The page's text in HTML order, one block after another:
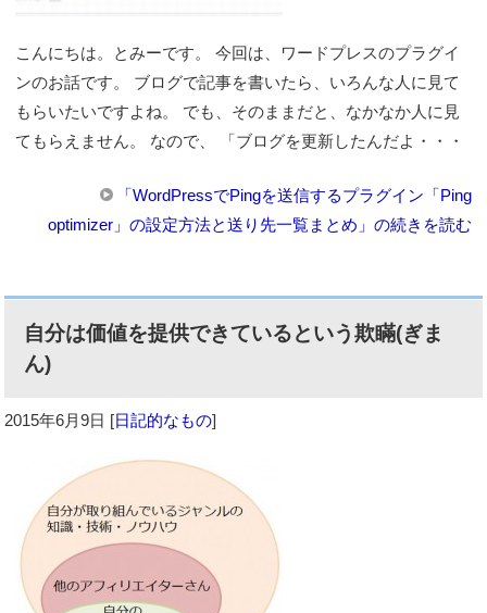
こんにちは。とみーです。 今回は、ワードプレスのプラグイ
ンのお話です。 ブログで記事を書いたら、いろんな人に見て
もらいたいですよね。 でも、そのままだと、なかなか人に見
てもらえません。 なので、 「ブログを更新したんだよ・・・
「WordPressでPingを送信するプラグイン「Ping
optimizer」の設定方法と送り先一覧まとめ」の続きを読む
自分は価値を提供できているという欺瞞(ぎま
ん)
2015年6月9日 [日記的なもの]